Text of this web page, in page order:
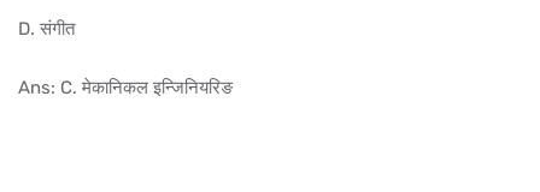
D. संगीत
Ans: C. मेकानिकल इन्जिनियरिङ